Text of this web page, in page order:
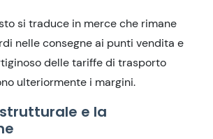
si traduce in merce che rimane
nelle consegne ai punti vendita e
delle tariffe di trasporto
ulteriormente i margini.
e la